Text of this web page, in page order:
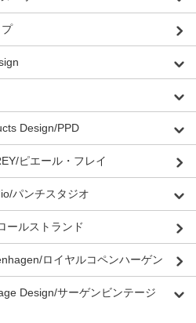
Design/PPD
ピエール・フレイ
パンチスタジオ
ールストランド
ロイヤルコペンハーゲン
Design/サーゲンビンテージ